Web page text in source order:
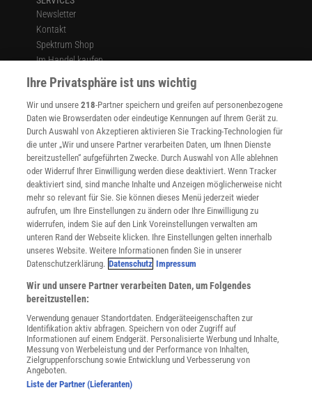
Newsletter
Kontakt
Spektrum Shop
Im Handel kaufen
Presse
Verträge kündigen
Widerruf
INFO
Mediadaten
Datenschutz
Nutzungsbedingungen
Cookie-Einstellungen
Utiq verwalten
Nutzungsbasierte Onlinewerbung
Alle Artikel
Impressum
Angebote für Schulen
Angebote für Institutionen
Sprachen lernen mit Gymglish
Lexika
Für Spektrum schreiben
Zugänglichkeitserklärung
WEBSEITEN
Ihre Privatsphäre ist uns wichtig
Wir und unsere218-Partner speichern und greifen auf personenbezogene
Daten wie Browserdaten oder eindeutige Kennungen auf Ihrem Gerät zu.
Durch Auswahl von Akzeptieren aktivieren Sie Tracking-Technologien für
die unter „Wir und unsere Partner verarbeiten Daten, um Ihnen Dienste
bereitzustellen“ aufgeführten Zwecke. Durch Auswahl von Alle ablehnen
oder Widerruf Ihrer Einwilligung werden diese deaktiviert. Wenn Tracker
deaktiviert sind, sind manche Inhalte und Anzeigen möglicherweise nicht
mehr so relevant für Sie. Sie können dieses Menü jederzeit wieder
aufrufen, um Ihre Einstellungen zu ändern oder Ihre Einwilligung zu
widerrufen, indem Sie auf den Link Voreinstellungen verwalten am
unteren Rand der Webseite klicken. Ihre Einstellungen gelten innerhalb
unseres Website. Weitere Informationen finden Sie in unserer
Datenschutzerklärung. Datenschutz Impressum
Wir und unsere Partner verarbeiten Daten, um Folgendes
bereitzustellen:
Verwendung genauer Standortdaten. Endgeräteeigenschaften zur
Identifikation aktiv abfragen. Speichern von oder Zugriff auf
Informationen auf einem Endgerät. Personalisierte Werbung und Inhalte,
Messung von Werbeleistung und der Performance von Inhalten,
Zielgruppenforschung sowie Entwicklung und Verbesserung von
Angeboten.
Liste der Partner (Lieferanten)